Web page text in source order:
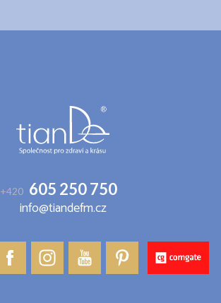
+420 605 250 750
info@tiandefm.cz